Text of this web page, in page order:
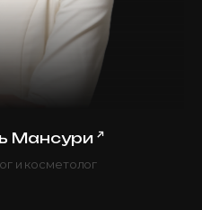
Мансури ↗
и косметолог